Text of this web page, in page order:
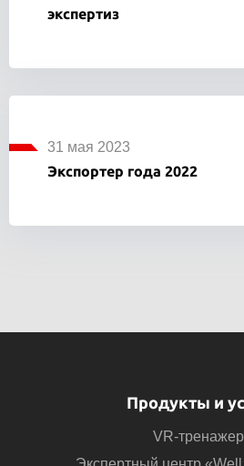
экспертиз
31 мая 2023
Экспортер года 2022
Продукты и
VR-